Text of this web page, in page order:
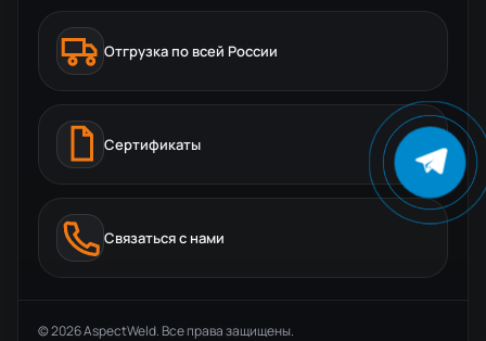
Отгрузка по всей России
Сертификаты
Связаться с нами
© 2026 AspectWeld. Все права защищены.